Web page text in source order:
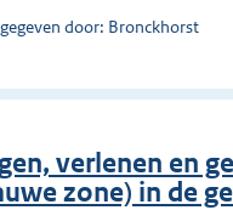
door: Bronckhorst
verlenen en
zone) in de